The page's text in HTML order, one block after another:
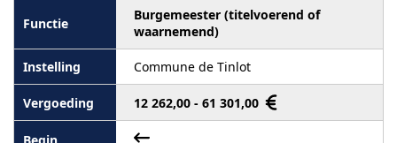
Burgemeester (titelvoerend of
waarnemend)
Commune de Tinlot
12 262,00 - 61 301,00